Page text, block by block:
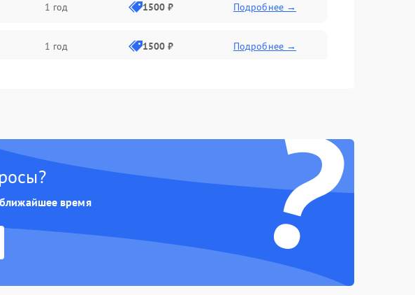
1 год 1500 ₽ Подробнее →
1 год 1500 ₽ Подробнее →
1 год ?
время